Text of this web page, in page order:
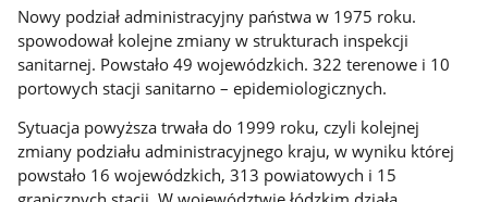
Nowy podział administracyjny państwa w 1975 roku.
spowodował kolejne zmiany w strukturach inspekcji
sanitarnej. Powstało 49 wojewódzkich. 322 terenowe i 10
portowych stacji sanitarno – epidemiologicznych.
Sytuacja powyższa trwała do 1999 roku, czyli kolejnej
zmiany podziału administracyjnego kraju, w wyniku której
powstało 16 wojewódzkich, 313 powiatowych i 15